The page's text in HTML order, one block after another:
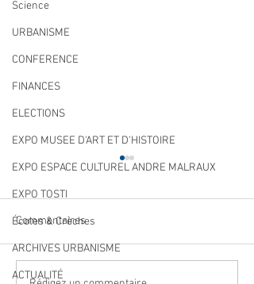
Science
URBANISME
CONFERENCE
FINANCES
ELECTIONS
EXPO MUSEE D'ART ET D'HISTOIRE
EXPO ESPACE CULTUREL ANDRE MALRAUX
EXPO TOSTI
Écoles & Crèches
ARCHIVES URBANISME
ACTUALITÉ
Commentaires